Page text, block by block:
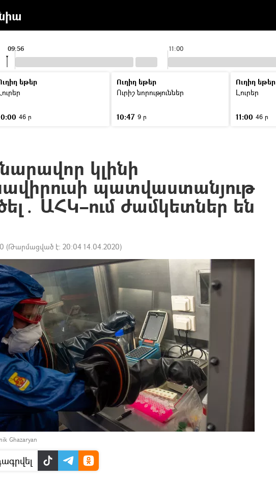
11:00
09:56
եթեր
46 ր
Ուղիղ եթեր
Ուրիշ նորություններ
10:47 9 ր
Ուղիղ եթեր
Լուրեր
11:00 46 ր
կլինի
պատվաստանյութ
ԱՀԿ–ում ժամկետներ են
(Թարմացված է: 20:04 14.04.2020)
Ghazaryan